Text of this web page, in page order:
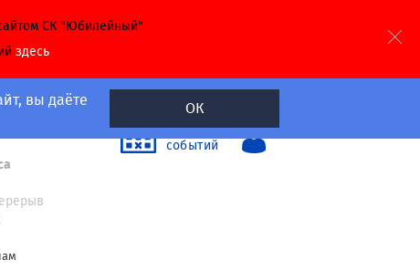
вы даёте
ОК
СК "Юбилейный"
здесь
Календарь
событий